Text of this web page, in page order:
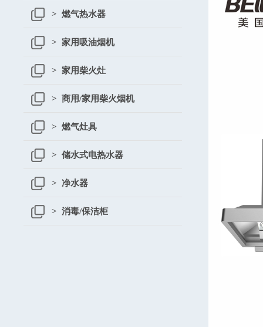
> 燃气热水器
> 家用吸油烟机
> 家用柴火灶
> 商用/家用柴火烟机
> 燃气灶具
> 储水式电热水器
> 净水器
> 消毒/保洁柜